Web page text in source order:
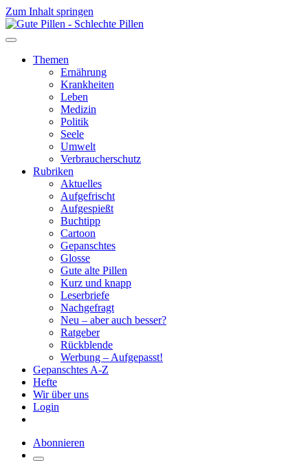
Zum Inhalt springen
Themen
Ernährung
Krankheiten
Leben
Medizin
Politik
Seele
Umwelt
Verbraucherschutz
Rubriken
Aktuelles
Aufgefrischt
Aufgespießt
Buchtipp
Cartoon
Gepanschtes
Glosse
Gute alte Pillen
Kurz und knapp
Leserbriefe
Nachgefragt
Neu – aber auch besser?
Ratgeber
Rückblende
Werbung – Aufgepasst!
Gepanschtes A-Z
Hefte
Wir über uns
Login
Abonnieren